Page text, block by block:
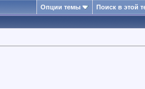
Опции темы Поиск в этой